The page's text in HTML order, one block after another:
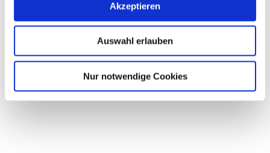
Akzeptieren
Auswahl erlauben
Nur notwendige Cookies
Denise Erkenbrecher